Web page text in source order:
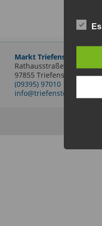
Markt Triefenstein
Rathausstraße 2
97855 Triefenstein OT
(09395) 97010